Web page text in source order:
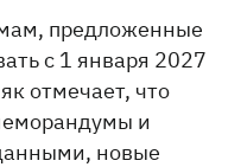
предложенные
с 1 января 2027
отмечает, что
и
новые